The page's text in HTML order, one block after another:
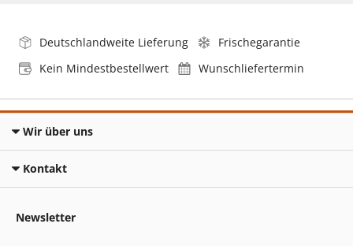
Deutschlandweite Lieferung
Frischegarantie
Kein Mindestbestellwert
Wunschliefertermin
Wir über uns
Kontakt
Newsletter